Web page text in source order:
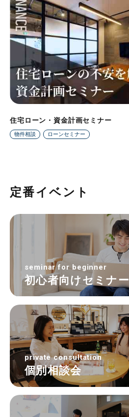
住宅ローン・資金計画セミナー
物件相談 ローンセミナー
定番イベント
seminar for beginner
初心者向けセミナー
private consultation
個別相談会